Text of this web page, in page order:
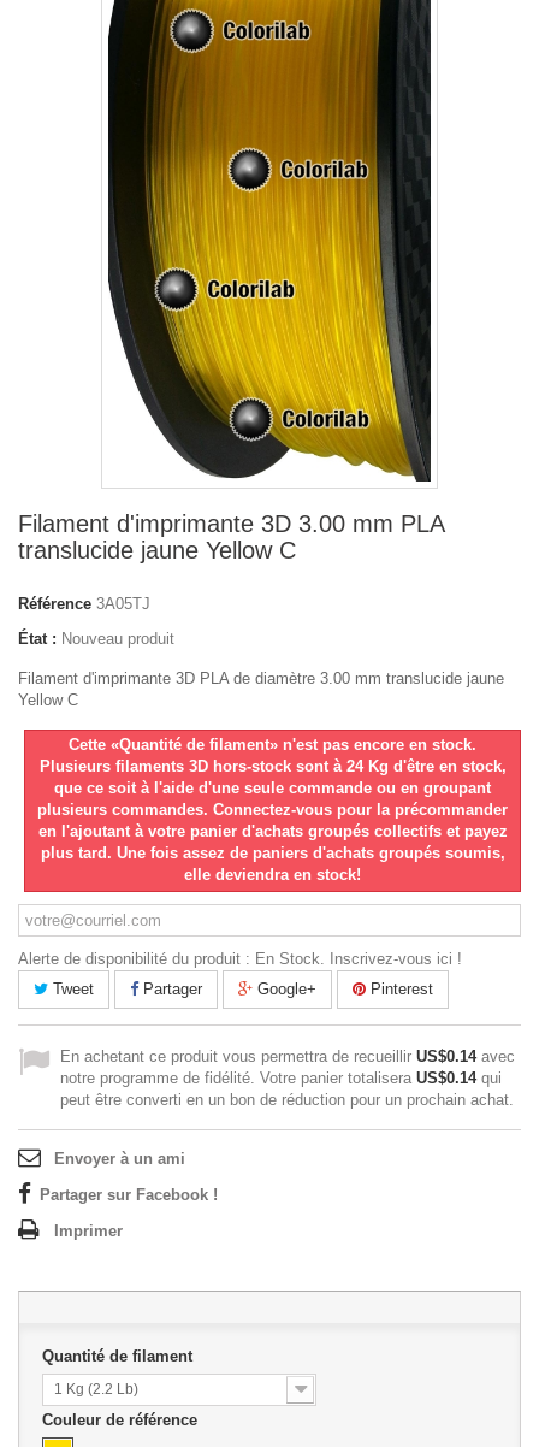
Filament d'imprimante 3D 3.00 mm PLA
translucide jaune Yellow C
Référence 3A05TJ
État : Nouveau produit
Filament d'imprimante 3D PLA de diamètre 3.00 mm translucide jaune
Yellow C
Cette «Quantité de filament» n'est pas encore en stock.
Plusieurs filaments 3D hors-stock sont à 24 Kg d'être en stock,
que ce soit à l'aide d'une seule commande ou en groupant
plusieurs commandes. Connectez-vous pour la précommander
en l'ajoutant à votre panier d'achats groupés collectifs et payez
plus tard. Une fois assez de paniers d'achats groupés soumis,
elle deviendra en stock!
Alerte de disponibilité du produit : En Stock. Inscrivez-vous ici !
Tweet
Partager Google+ Pinterest
En achetant ce produit vous permettra de recueillir US$0.14avec
notre programme de fidélité. Votre panier totalisera US$0.14qui
peut être converti en un bon de réduction pour un prochain achat.
Envoyer à un ami
Partager sur Facebook !
Imprimer
Quantité de filament
1 Kg (2.2 Lb)
Couleur de référence